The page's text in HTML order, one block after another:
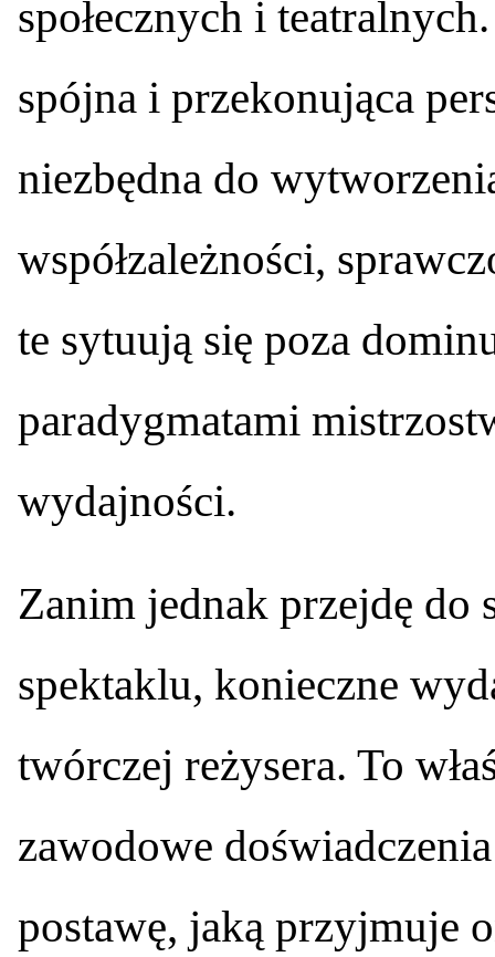
społecznych i
spójna i przekonująca
niezbędna do
współzależności,
te sytuują się poza
paradygmatami
wydajności.
Zanim jednak przejdę do
spektaklu, konieczne
twórczej reżysera. To
zawodowe
postawę, jaką przyjmuje